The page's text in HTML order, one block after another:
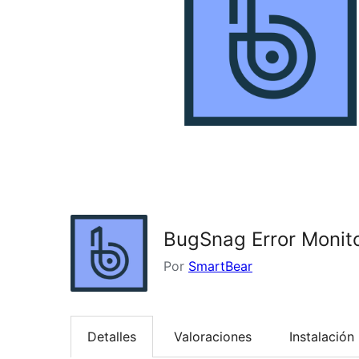
BugSnag Error
Por SmartBear
Detalles Valoraciones Instalación